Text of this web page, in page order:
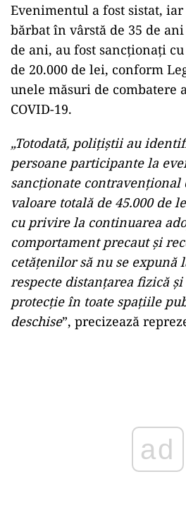
Evenimentul a fost sistat,
bărbat în vârstă de 35 de
de ani, au fost sancţionaţi
de 20.000 de lei, conform
unele măsuri de combatere
COVID-19.
„Totodată, poliţiştii au
persoane participante la
sancţionate contravenţional
valoare totală de 45.000 de
cu privire la continuarea
comportament precaut şi
cetăţenilor să nu se expună
respecte distanţarea fizică şi
protecţie în toate spaţiile
deschise”, precizează